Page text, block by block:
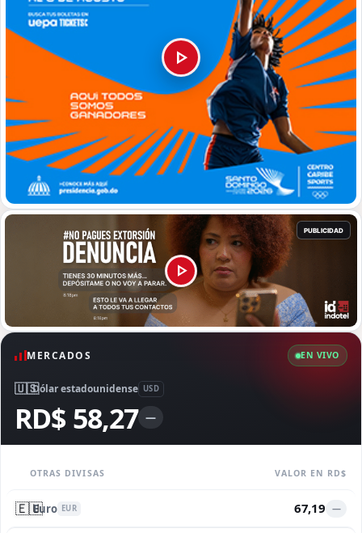
MERCADOS EN VIVO
🇺🇸Dólar estadounidense USD
RD$ 58,27 —
OTRAS DIVISAS VALOR EN RD$
🇪🇺Euro EUR 67,19 —